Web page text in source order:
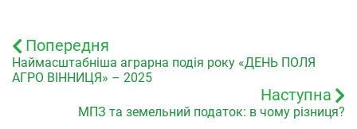
Попередня
Наймасштабніша аграрна подія року «ДЕНЬ ПОЛЯ
АГРО ВІННИЦЯ» – 2025
Наступна
МПЗ та земельний податок: в чому різниця?